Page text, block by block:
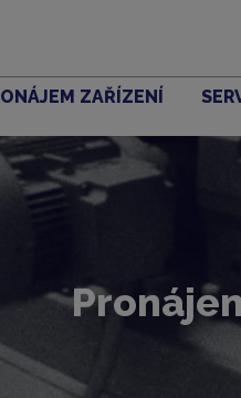
ZAŘÍZENÍ